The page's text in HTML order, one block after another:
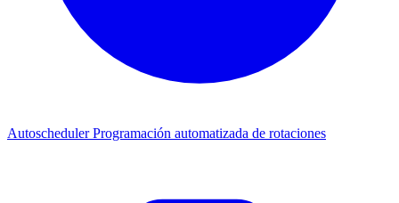
AutoschedulerProgramación automatizada de rotaciones